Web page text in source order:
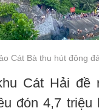
Cát Bà thu hút đông
Cát Hải đề
đón 4,7